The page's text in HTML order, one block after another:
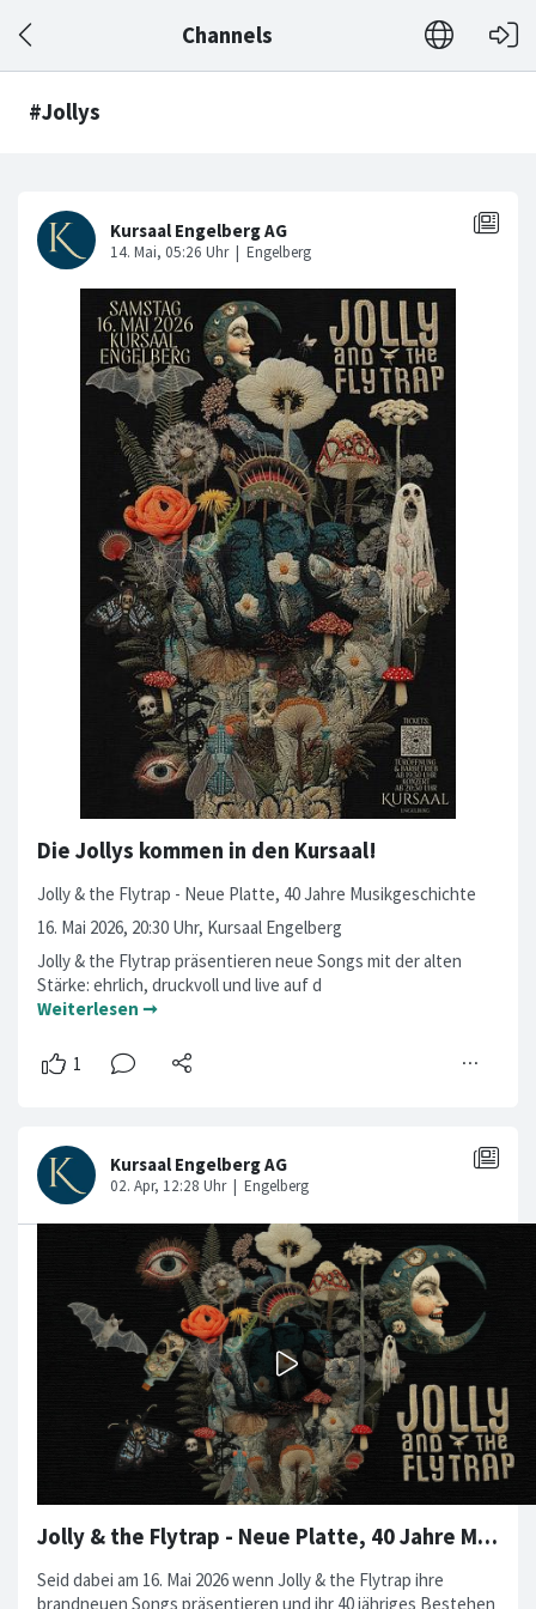
Channels
#Jollys
Die Jollys kommen in den Kursaal!
Jolly & the Flytrap - Neue Platte, 40 Jahre Musikgeschichte
16. Mai 2026, 20:30 Uhr, Kursaal Engelberg
Jolly & the Flytrap präsentieren neue Songs mit der alten
Stärke: ehrlich, druckvoll und live auf d
Weiterlesen ➞
Jolly & the Flytrap - Neue Platte, 40 Jahre Musikgeschichte!
Seid dabei am 16. Mai 2026 wenn Jolly & the Flytrap ihre
brandneuen Songs präsentieren und ihr 40 jähriges Bestehen